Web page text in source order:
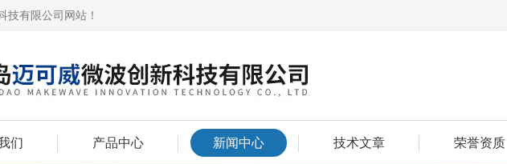
技有限公司网站！
们 产品中心 新闻中心 技术文章 荣誉资质